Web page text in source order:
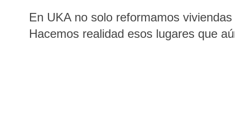
En UKA no solo reformamos
Hacemos realidad esos lugares que